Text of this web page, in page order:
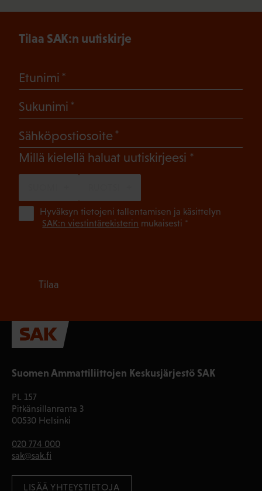
Suomen Ammattiliittojen Keskusjärjestö SAK
PL 157
Pitkänsillanranta 3
00530 Helsinki
020 774 000
sak@sak.fi
LISÄÄ YHTEYSTIETOJA
Tilaa SAK:n uutiskirje
Etunimi
Sukunimi
Sähköpostiosoite
Millä kielellä haluat uutiskirjeesi (Pakollinen)
Hyväksyn tietojeni tallentamisen ja käsittelyn
SAK:n viestintärekisterin mukaisesti *
Tilaa